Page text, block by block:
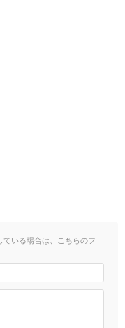
いる場合は、こちらのフ